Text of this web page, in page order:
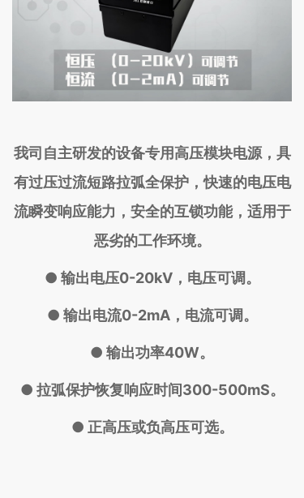
我司自主研发的设备专用高压模块电源，具
有过压过流短路拉弧全保护，快速的电压电
流瞬变响应能力，安全的互锁功能，适用于
恶劣的工作环境。
● 输出电压0-20kV，电压可调。
● 输出电流0-2mA，电流可调。
● 输出功率40W。
● 拉弧保护恢复响应时间300-500mS。
● 正高压或负高压可选。